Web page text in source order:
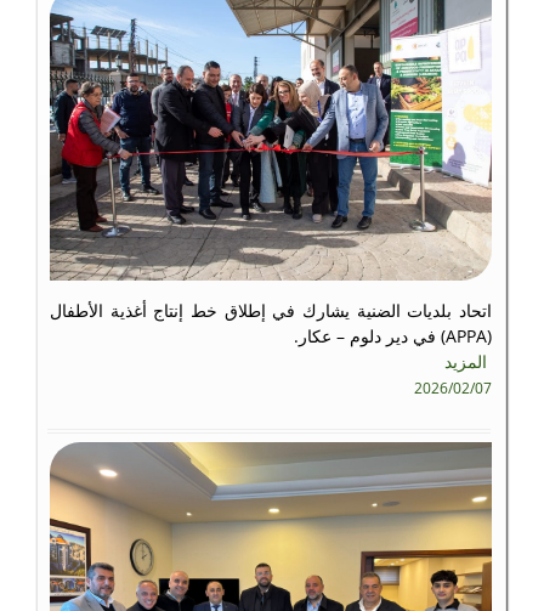
اتحاد بلديات الضنية يشارك في إطلاق خط إنتاج أغذية الأطفال
(APPA) في دير دلوم – عكار.
المزيد
2026/02/07